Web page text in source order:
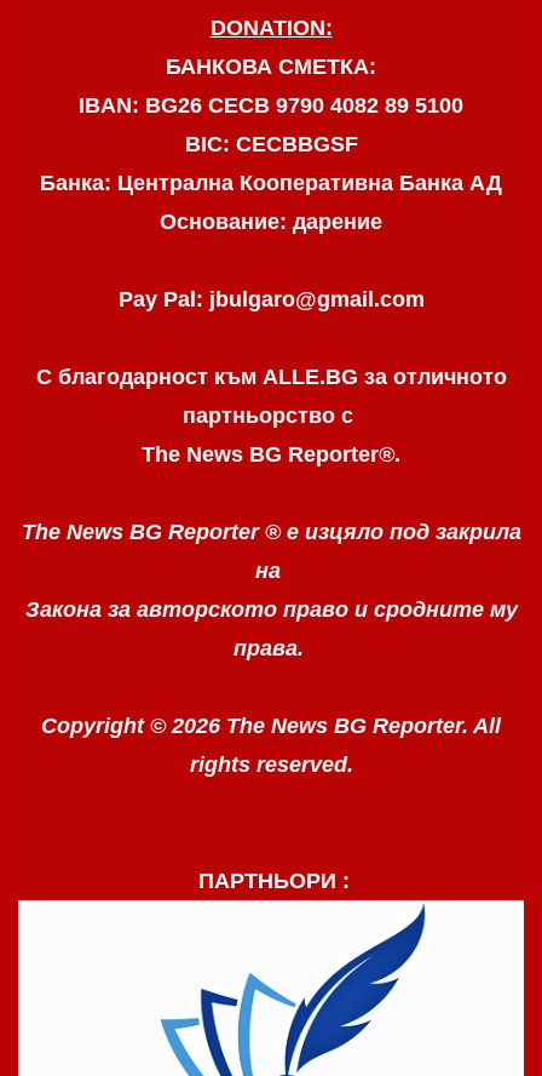
DONATION:
БАНКОВА СМЕТКА:
IBAN: BG26 CECB 9790 4082 89 5100
BIC: CECBBGSF
Банка: Централна Кооперативна Банка АД
Основание: дарение
Pay Pal: jbulgaro@gmail.com
С благодарност към ALLE.BG за отличното
партньорство с
The News BG Reporter®.
The News BG Reporter ® е изцяло под закрила
на
Закона за авторското право и сродните му
права.
Copyright © 2026 The News BG Reporter. All
rights reserved.
ПАРТНЬОРИ :